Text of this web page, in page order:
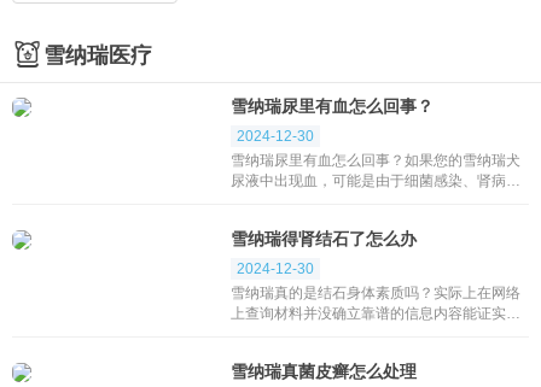
雪纳瑞医疗
雪纳瑞尿里有血怎么回事？
2024-12-30
雪纳瑞尿里有血怎么回事？如果您的雪纳瑞犬
尿液中出现血，可能是由于细菌感染、肾病、
疾病可能...
雪纳瑞得肾结石了怎么办
2024-12-30
雪纳瑞真的是结石身体素质吗？实际上在网络
上查询材料并没确立靠谱的信息内容能证实雪
结石身体...
雪纳瑞真菌皮癣怎么处理